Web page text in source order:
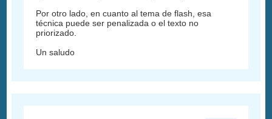
Por otro lado, en cuanto al tema de flash, esa
técnica puede ser penalizada o el texto no
priorizado.
Un saludo